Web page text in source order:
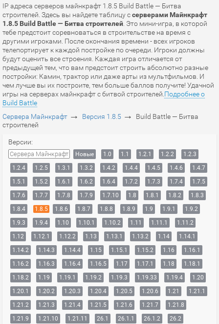
IP адреса серверов майнкрафт 1.8.5 Build Battle — Битва
строителей. Здесь вы найдете таблицу ссерверами Майнкрафт
1.8.5 Build Battle — Битва строителей . Это мини-игра, в которой
тебе предстоит соревноваться в строительстве на время с
другими игроками. После окончания времени - всех игроков
телепортирует к каждой постройке по очереди. Игроки должны
будут оценить все строения. Каждая игра отличается от
предыдущей тем, что вам предстоит строить абсолютно разные
постройки: Камин, трактор или даже арты из мультфильмов. И
чем лучше вы их построите, тем больше баллов получите! Удачной
игры на серверах майнкрафт с битвой строителей. Подробнее о
Build Battle
Сервера Майнкрафт → Версия 1.8.5 →
Build Battle — Битва
строителей
Версии:
Сервера Майнкрафт Новые 1.0 1.1 1.2.1 1.2.2
1.2.3
1.2.4
1.2.5 1.3.1 1.3.2 1.4.2 1.4.4 1.4.5 1.4.6
1.4.7
1.5.1
1.5.2 1.6.1 1.6.2 1.6.4 1.7.2 1.7.3 1.7.4
1.7.5
1.7.6
1.7.7 1.7.8 1.7.9 1.7.10 1.8 1.8.1 1.8.2
1.8.3
1.8.4
1.8.5 1.8.6 1.8.7 1.8.8 1.8.9 1.9 1.9.1
1.9.2
1.9.3
1.9.4 1.10 1.10.1 1.10.2 1.11 1.11.1
1.11.2
1.12
1.12.1 1.12.2 1.13 1.13.1 1.13.2 1.14
1.14.1
1.14.2
1.14.3 1.14.4 1.15 1.15.1 1.15.2 1.16
1.16.1
1.16.2
1.16.3 1.16.4 1.16.5 1.17 1.17.1 1.18
1.18.1
1.18.2
1.19 1.19.1 1.19.2 1.19.3 1.19.33 1.19.4
1.20
1.20.1
1.20.2 1.20.3 1.20.4 1.20.5 1.20.6 1.21
1.21.1
1.21.2
1.21.3 1.21.4 1.21.5 1.21.6 1.21.7
1.21.8
1.21.9
1.21.10 1.21.11 26.1 26.1.1 26.1.2 26.2